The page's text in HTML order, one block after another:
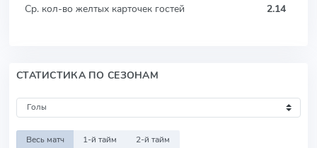
Ср. кол-во желтых карточек гостей
2.14
СТАТИСТИКА ПО СЕЗОНАМ
Весь матч 1-й тайм 2-й тайм